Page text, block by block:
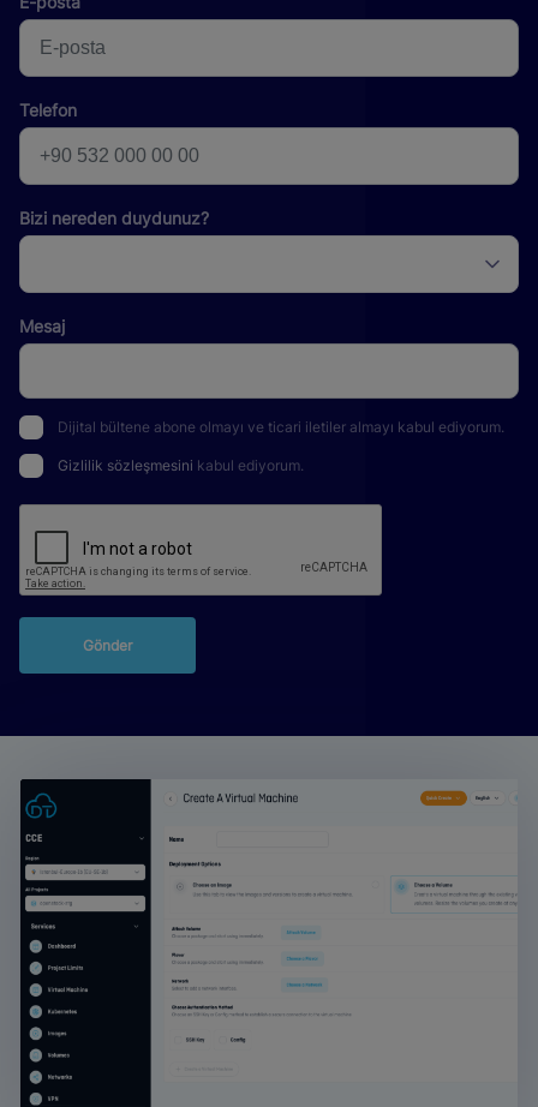
Telefon
Bizi nereden duydunuz?
Mesaj
Dijital bültene abone olmayı ve ticari iletiler almayı kabul ediyorum.
Gizlilik sözleşmesini kabul ediyorum.
Gönder